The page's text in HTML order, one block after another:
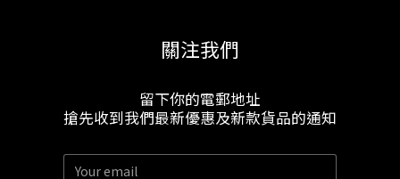
關注我們
留下你的電郵地址
搶先收到我們最新優惠及新款貨品的通知